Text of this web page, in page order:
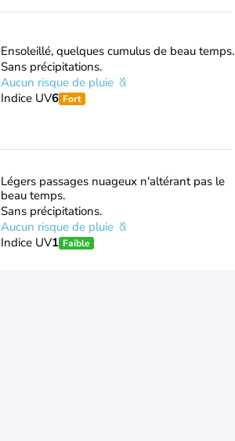
Ensoleillé, quelques cumulus de beau temps.
Sans précipitations.
Aucun risque de pluie
Indice UV6 Fort
Légers passages nuageux n'altérant pas le
beau temps.
Sans précipitations.
Aucun risque de pluie
Indice UV1 Faible